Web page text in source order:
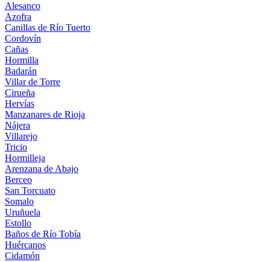
Alesanco
Azofra
Canillas de Río Tuerto
Cordovín
Cañas
Hormilla
Badarán
Villar de Torre
Cirueña
Hervías
Manzanares de Rioja
Nájera
Villarejo
Tricio
Hormilleja
Arenzana de Abajo
Berceo
San Torcuato
Somalo
Uruñuela
Estollo
Baños de Río Tobía
Huércanos
Cidamón